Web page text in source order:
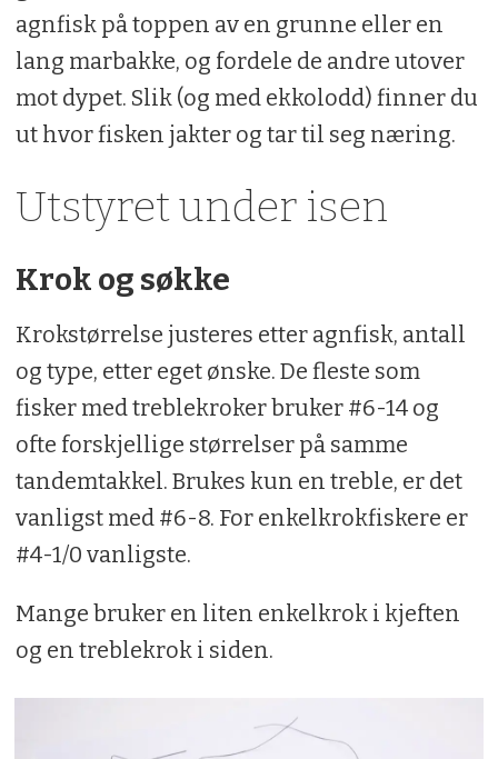
agnfisk på toppen av en grunne eller en
lang marbakke, og fordele de andre utover
mot dypet. Slik (og med ekkolodd) finner du
ut hvor fisken jakter og tar til seg næring.
Utstyret under isen
Krok og søkke
Krokstørrelse justeres etter agnfisk, antall
og type, etter eget ønske. De fleste som
fisker med treblekroker bruker #6-14 og
ofte forskjellige størrelser på samme
tandemtakkel. Brukes kun en treble, er det
vanligst med #6-8. For enkelkrokfiskere er
#4-1/0 vanligste.
Mange bruker en liten enkelkrok i kjeften
og en treblekrok i siden.